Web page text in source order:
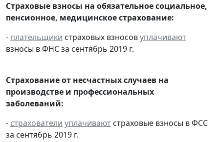
Страховые взносы на обязательное социальное,
пенсионное, медицинское страхование:
- плательщики страховых взносовуплачивают
взносы в ФНС за сентябрь 2019 г.
Страхование от несчастных случаев на
производстве и профессиональных
заболеваний:
- страхователи уплачивают страховые взносы в ФСС
за сентябрь 2019 г.